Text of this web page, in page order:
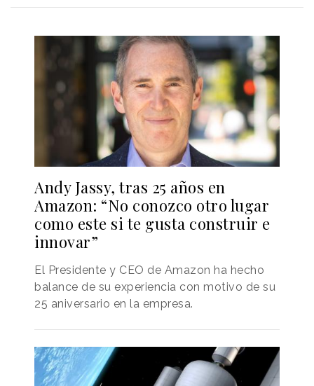
Andy Jassy, tras 25 años en
Amazon: “No conozco otro lugar
como este si te gusta construir e
innovar”
El Presidente y CEO de Amazon ha hecho
balance de su experiencia con motivo de su
25 aniversario en la empresa.